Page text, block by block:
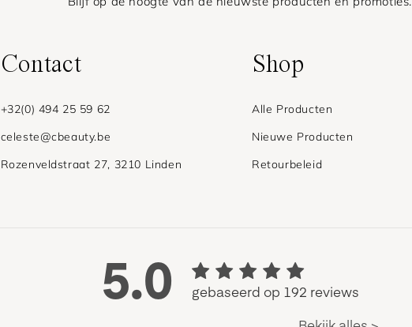
Contact
+32(0) 494 25 59 62
celeste@cbeauty.be
Rozenveldstraat 27, 3210 Linden
Shop
Alle Producten
Nieuwe Producten
Retourbeleid